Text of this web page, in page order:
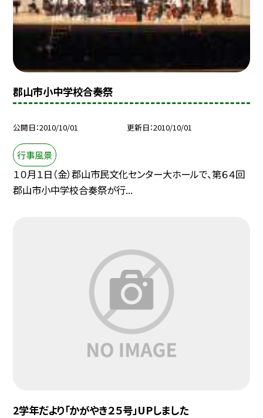
郡山市小中学校合奏祭
公開日 2010/10/01 更新日 2010/10/01
行事風景
１０月１日（金）郡山市民文化センター大ホールで、第６４回
郡山市小中学校合奏祭が行...
2学年だより「かがやき２５号」UPしました